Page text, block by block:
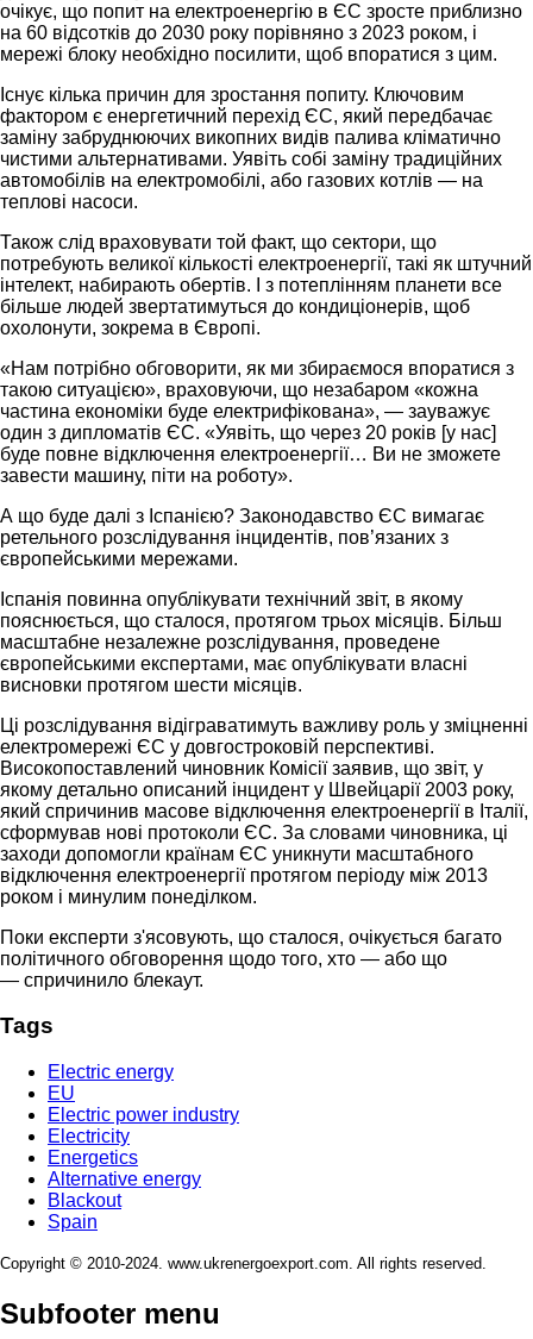
очікує, що попит на електроенергію в ЄС зросте приблизно
на 60 відсотків до 2030 року порівняно з 2023 роком, і
мережі блоку необхідно посилити, щоб впоратися з цим.
Існує кілька причин для зростання попиту. Ключовим
фактором є енергетичний перехід ЄС, який передбачає
заміну забруднюючих викопних видів палива кліматично
чистими альтернативами. Уявіть собі заміну традиційних
автомобілів на електромобілі, або газових котлів — на
теплові насоси.
Також слід враховувати той факт, що сектори, що
потребують великої кількості електроенергії, такі як штучний
інтелект, набирають обертів. І з потеплінням планети все
більше людей звертатимуться до кондиціонерів, щоб
охолонути, зокрема в Європі.
«Нам потрібно обговорити, як ми збираємося впоратися з
такою ситуацією», враховуючи, що незабаром «кожна
частина економіки буде електрифікована», — зауважує
один з дипломатів ЄС. «Уявіть, що через 20 років [у нас]
буде повне відключення електроенергії… Ви не зможете
завести машину, піти на роботу».
А що буде далі з Іспанією? Законодавство ЄС вимагає
ретельного розслідування інцидентів, пов’язаних з
європейськими мережами.
Іспанія повинна опублікувати технічний звіт, в якому
пояснюється, що сталося, протягом трьох місяців. Більш
масштабне незалежне розслідування, проведене
європейськими експертами, має опублікувати власні
висновки протягом шести місяців.
Ці розслідування відіграватимуть важливу роль у зміцненні
електромережі ЄС у довгостроковій перспективі.
Високопоставлений чиновник Комісії заявив, що звіт, у
якому детально описаний інцидент у Швейцарії 2003 року,
який спричинив масове відключення електроенергії в Італії,
сформував нові протоколи ЄС. За словами чиновника, ці
заходи допомогли країнам ЄС уникнути масштабного
відключення електроенергії протягом періоду між 2013
роком і минулим понеділком.
Поки експерти з'ясовують, що сталося, очікується багато
політичного обговорення щодо того, хто — або що
— спричинило блекаут.
Tags
Electric energy
EU
Electric power industry
Electricity
Energetics
Alternative energy
Blackout
Spain
Copyright © 2010-2024. www.ukrenergoexport.com. All rights reserved.
Subfooter menu